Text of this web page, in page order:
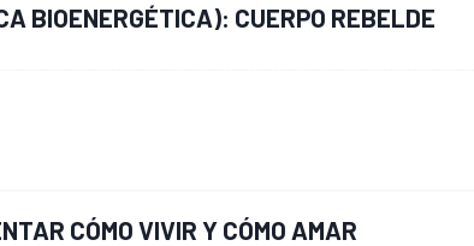
BIOENERGÉTICA): CUERPO REBELDE
CÓMO VIVIR Y CÓMO AMAR